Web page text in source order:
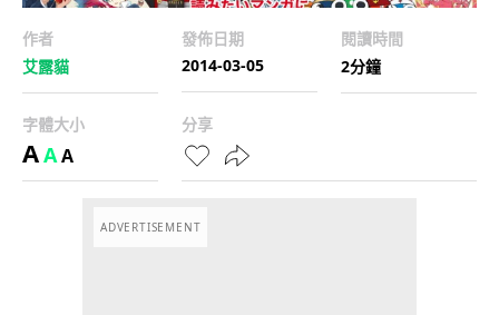
作者
艾露貓
發佈日期
2014-03-05
閱讀時間
2分鐘
字體大小
AAA
分享
ADVERTISEMENT